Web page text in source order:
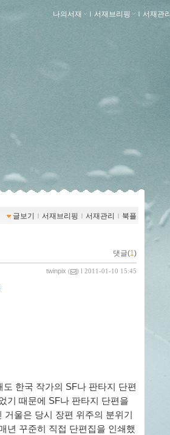
나의서재 ｌ 서재브리핑 ｌ 서재관리
글보기 ｌ 서재브리핑 ｌ 서재관리 ｌ 북플
댓글(1)
twinpix ( ) l 2011-01-10 15:45
한국 작가의 SF나 판타지 단편
기 때문에 SF나 판타지 단편을
울은 당시 장편 위주의 분위기
년 꾸준히 직접 단편집을 인쇄했